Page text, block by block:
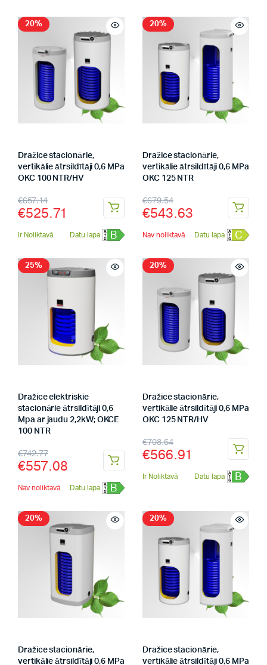
20%
Dražice stacionārie,
vertikālie ātrsildītāji 0,6 MPa
OKC 100 NTR/HV
€657.14
€525.71
Ir Noliktavā Datu lapa B
20%
Dražice stacionārie,
vertikālie ātrsildītāji 0,6 MPa
OKC 125 NTR
€679.54
€543.63
Nav noliktavā Datu lapa C
25%
Dražice elektriskie
stacionārie ātrsildītāji 0,6
Mpa ar jaudu 2,2kW; OKCE
100 NTR
€742.77
€557.08
Nav noliktavā Datu lapa B
20%
Dražice stacionārie,
vertikālie ātrsildītāji 0,6 MPa
OKC 125 NTR/HV
€708.64
€566.91
Ir Noliktavā Datu lapa B
20%
Dražice stacionārie,
vertikālie ātrsildītāji 0,6 MPa
20%
Dražice stacionārie,
vertikālie ātrsildītāji 0,6 MPa